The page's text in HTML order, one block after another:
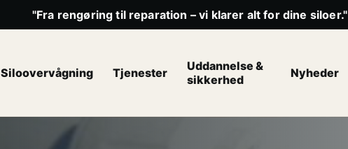
"Fra rengøring til reparation – vi klarer alt for dine siloer."
Siloovervågning Tjenester
Uddannelse &
sikkerhed
Nyheder